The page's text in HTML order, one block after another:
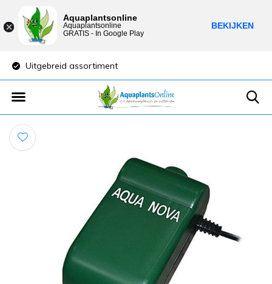
Uitgebreid assortiment
Aquaplantsonline
Aquaplantsonline
GRATIS - In Google Play
BEKIJKEN